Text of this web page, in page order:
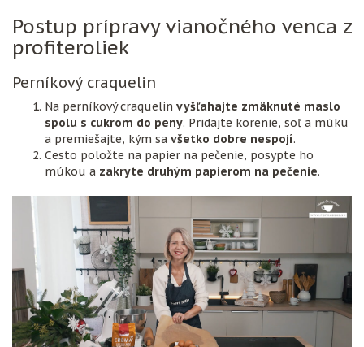
Postup prípravy vianočného venca z
profiteroliek
Perníkový craquelin
Na perníkový craquelin vyšľahajte zmäknuté maslo
spolu s cukrom do peny. Pridajte korenie, soľ a múku
a premiešajte, kým sa všetko dobre nespojí.
Cesto položte na papier na pečenie, posypte ho
múkou a zakryte druhým papierom na pečenie.